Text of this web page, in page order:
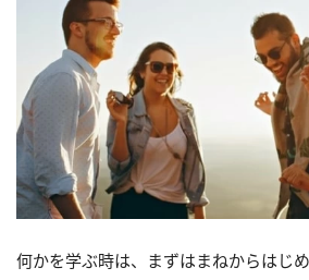
何かを学ぶ時は、まずはまねからはじ